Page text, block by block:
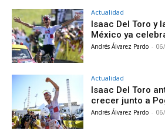
Actualidad
Isaac Del Toro y
México ya
Andrés Álvarez Pardo -
Actualidad
Isaac Del Toro
crecer junto a
Andrés Álvarez Pardo -